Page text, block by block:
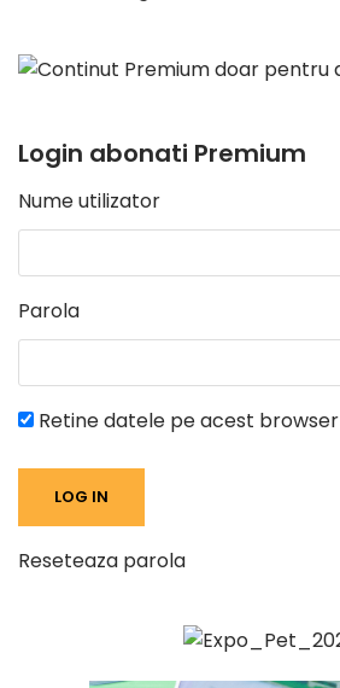
Login abonati Premium
Nume utilizator
Parola
Retine datele pe acest browser
Reseteaza parola